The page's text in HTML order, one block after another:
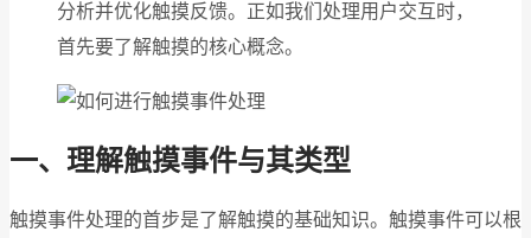
分析并优化触摸反馈。正如我们处理用户交互时，
首先要了解触摸的核心概念。
一、理解触摸事件与其类型
触摸事件处理的首步是了解触摸的基础知识。触摸事件可以根